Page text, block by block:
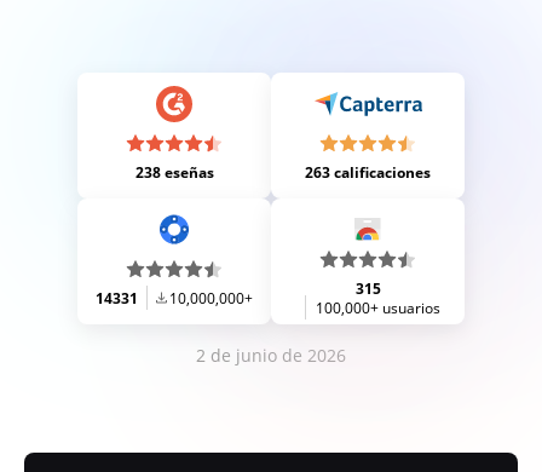
238 eseñas 263 calificaciones
14331 10,000,000+
315
100,000+ usuarios
2 de junio de 2026